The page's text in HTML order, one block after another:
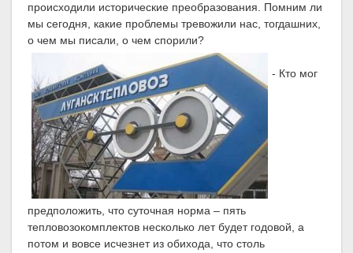
происходили исторические преобразования. Помним ли
мы сегодня, какие проблемы тревожили нас, тогдашних,
о чем мы писали, о чем спорили?
- Кто мог
предположить, что суточная норма – пять
тепловозокомплектов несколько лет будет годовой, а
потом и вовсе исчезнет из обихода, что столь